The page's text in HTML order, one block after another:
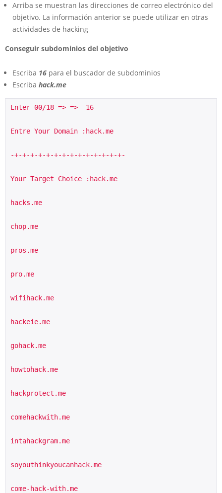
Arriba se muestran las direcciones de correo electrónico del
objetivo. La información anterior se puede utilizar en otras
actividades de hacking
Conseguir subdominios del objetivo
Escriba 16 para el buscador de subdominios
Escriba hack.me
Enter 00/18 => =>  16
Entre Your Domain :hack.me
-+-+-+-+-+-+-+-+-+-+-+-+-+-+-
Your Target Choice :hack.me
hacks.me
chop.me
pros.me
pro.me
wifihack.me
hackeie.me
gohack.me
howtohack.me
hackprotect.me
comehackwith.me
intahackgram.me
soyouthinkyoucanhack.me
come-hack-with.me